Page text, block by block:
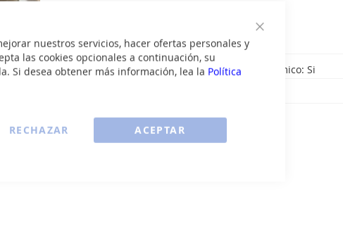
nuestros servicios, hacer ofertas personales y
las cookies opcionales a continuación, su
Si desea obtener más información, lea la Política
ACEPTAR
RECHAZAR
Cabezal flexible: Si
Sensor de potencia dinamico: Si